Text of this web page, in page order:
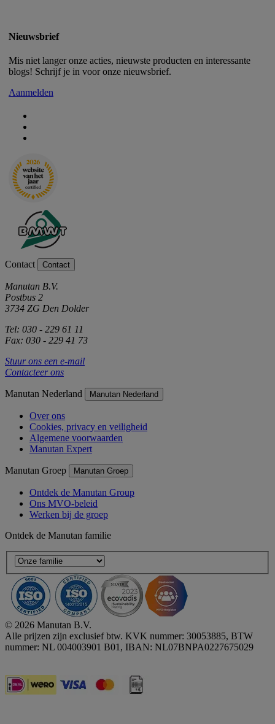
Nieuwsbrief
Mis niet langer onze acties, nieuwste producten en interessante
blogs! Schrijf je in voor onze nieuwsbrief.
Aanmelden
Contact Contact
Manutan B.V.
Postbus 2
3734 ZG Den Dolder
Tel: 030 - 229 61 11
Fax: 030 - 229 41 73
Stuur ons een e-mail
Contacteer ons
Manutan Nederland Manutan Nederland
Over ons
Cookies, privacy en veiligheid
Algemene voorwaarden
Manutan Expert
Manutan Groep Manutan Groep
Ontdek de Manutan Group
Ons MVO-beleid
Werken bij de groep
Ontdek de Manutan familie
© 2026 Manutan B.V.
Alle prijzen zijn exclusief btw. KVK nummer: 30053885, BTW
nummer: NL 004003901 B01, IBAN: NL07BNPA0227675029